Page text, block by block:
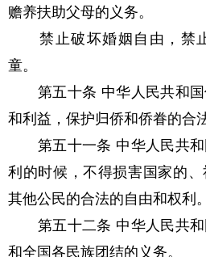
赡养扶助父母的义务。
禁止破坏婚姻自由，禁
童。
第五十条 中华人民共和国
和利益，保护归侨和侨眷的合
第五十一条 中华人民共和
利的时候，不得损害国家的
其他公民的合法的自由和权利。
第五十二条 中华人民共和
和全国各民族团结的义务。